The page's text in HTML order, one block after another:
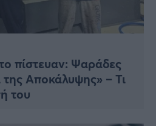
πίστευαν: Ψαράδες
Αποκάλυψης» – Τι
του